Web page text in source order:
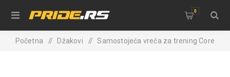
0
Početna / Džakovi / Samostojeća vreća za trening Core